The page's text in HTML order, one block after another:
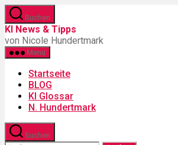
Zum
Inhalt
springen
Suchen
KI News & Tipps
von Nicole Hundertmark
Menü
Startseite
BLOG
KI Glossar
N. Hundertmark
Suchen